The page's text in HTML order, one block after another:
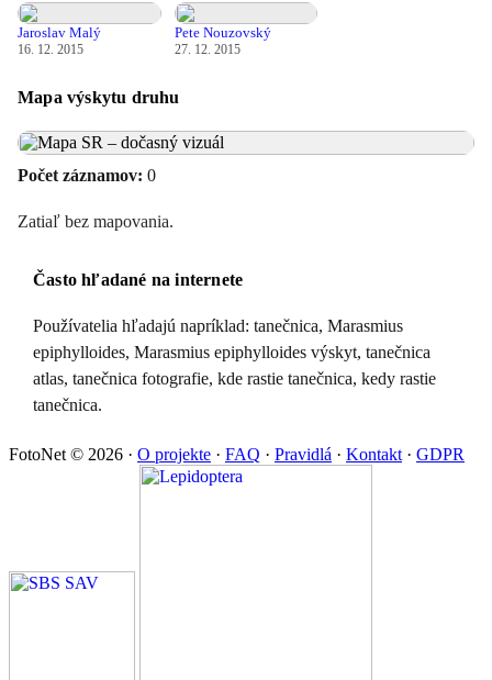
Jaroslav Malý
16. 12. 2015
Pete Nouzovský
27. 12. 2015
Mapa výskytu druhu
Počet záznamov: 0
Zatiaľ bez mapovania.
Často hľadané na internete
Používatelia hľadajú napríklad: tanečnica, Marasmius
epiphylloides, Marasmius epiphylloides výskyt, tanečnica
atlas, tanečnica fotografie, kde rastie tanečnica, kedy rastie
tanečnica.
FotoNet © 2026 · O projekte · FAQ · Pravidlá · Kontakt · GDPR